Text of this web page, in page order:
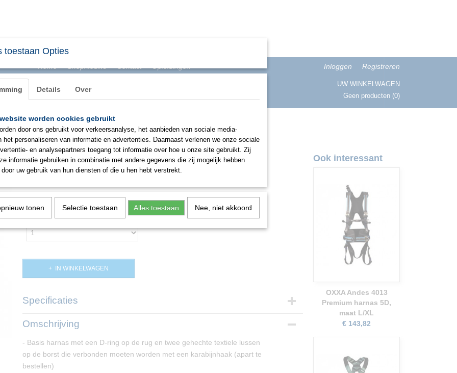
Inloggen Registreren
UW WINKELWAGEN
Geen producten (0)
BHV & ONTRUIMING EHBO PBM SIGNALISATIE
OXXA Fuji 4015 harnas 3D
€ 46,82
✓Op voorraad
IN WINKELWAGEN
Specificaties
Productcode
Omschrijving
- Basis harnas met een D-ring op de rug en twee gehechte textiele lussen
op de borst die verbonden moeten worden met een karabijnhaak (apart te
bestellen)
Ook interessant
OXXA Andes 4013
Premium harnas 5D,
maat L/XL
€ 143,82
toestaan Opties
Details Over
worden cookies gebruikt
door ons gebruikt voor verkeersanalyse, het aanbieden van sociale media-
het personaliseren van informatie en advertenties. Daarnaast verlenen we onze sociale
en analysepartners toegang tot informatie over hoe u onze site gebruikt. Zij
informatie gebruiken in combinatie met andere gegevens die zij mogelijk hebben
uw gebruik van hun diensten of die u hen hebt verstrekt.
tonen Selectie toestaan Alles toestaan Nee, niet akkoord